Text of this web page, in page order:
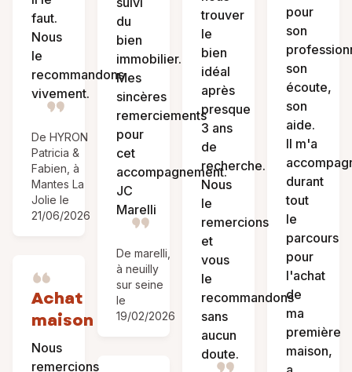
faut.
Nous
le
recommandons
vivement.
De HYRON
Patricia &
Fabien, à
Mantes La
Jolie le
21/06/2026
Achat
maison
Nous
remercions
du
bien
immobilier.
Mes
sincères
remerciements
pour
cet
accompagnement.
JC
Marelli
De marelli,
à neuilly
sur seine
le
19/02/2026
trouver
le
bien
idéal
après
presque
3 ans
de
recherche.
Nous
le
remercions
et
vous
le
recommandons
sans
aucun
doute.
pour
son
son
écoute,
son
aide.
Il m'a
durant
tout
le
parcours
pour
l'achat
de
ma
première
maison,